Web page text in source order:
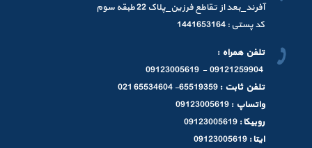
آفرند_بعد از تقاطع فرزین_پلاک 22 طبقه سوم
کد پستی : 1441653164
تلفن همراه :
09121259904 - 09123005619
تلفن ثابت : 65519359- 65534604 021
واتساپ : 09123005619
روبیکا : 09123005619
ایتا : 09123005619